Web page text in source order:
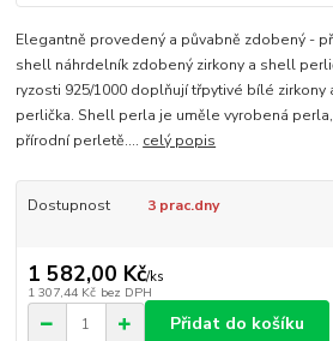
Elegantně provedený a půvabně zdobený -
shell náhrdelník zdobený zirkony a shell
ryzosti 925/1000 doplňují třpytivé bílé
perlička. Shell perla je uměle vyrobená
přírodní perletě.... celý popis
Dostupnost 3 prac.dny
1 582,00 Kč/ks
1 307,44 Kč bez DPH
Přidat do košíku